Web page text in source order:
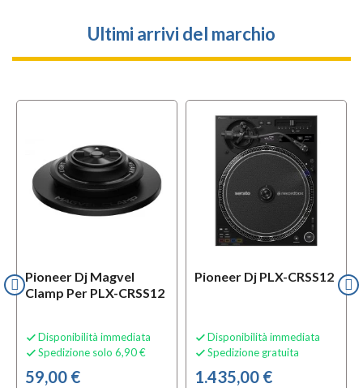
Ultimi arrivi del marchio
Pioneer Dj Magvel
Clamp Per PLX-CRSS12
 Disponibilità immediata
 Spedizione solo 6,90 €
59,00 €
Pioneer Dj PLX-CRSS12
 Disponibilità immediata
 Spedizione gratuita
1.435,00 €